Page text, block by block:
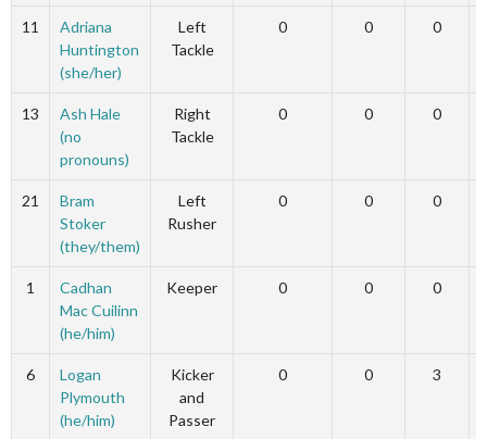
11
Adriana
Huntington
(she/her)
Left
Tackle
0 0 0
13
Ash Hale
(no
pronouns)
Right
Tackle
0 0 0
21
Bram
Stoker
(they/them)
Left
Rusher
0 0 0
1
Cadhan
Mac Cuilinn
(he/him)
Keeper 0 0 0
6
Logan
Plymouth
(he/him)
Kicker
and
Passer
0 0 3